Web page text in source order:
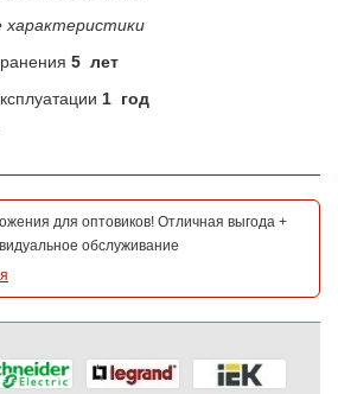
характеристики
5 лет
1 год
для оптовиков! Отличная выгода +
обслуживание